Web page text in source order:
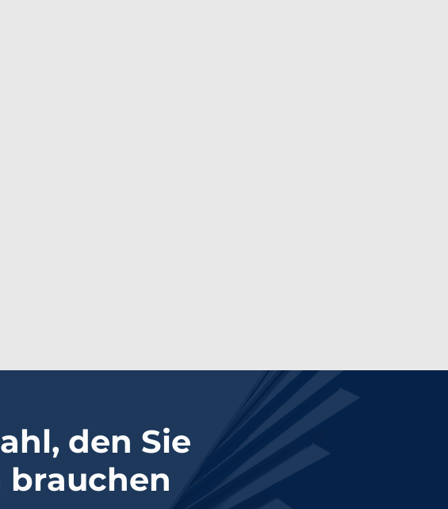
den Sie